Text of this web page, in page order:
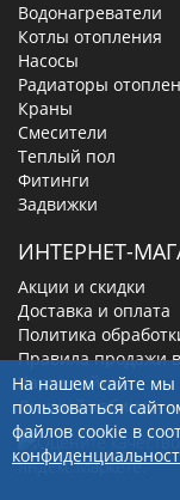
Водонагреватели
Котлы отопления
Насосы
Радиаторы
Краны
Смесители
Теплый пол
Фитинги
Задвижки
ИНТЕРНЕТ-
Акции и скидки
Доставка и оплата
Политика
Правила продажи
Карта сайта
Личный кабинет
На нашем сайте мы
пользоваться
файлов cookie в